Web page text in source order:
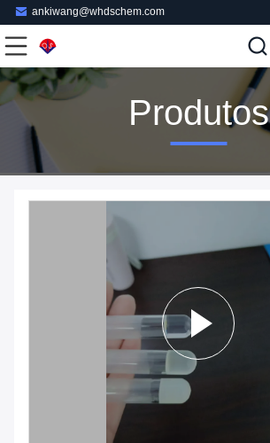
ankiwang@whdschem.com
Produtos